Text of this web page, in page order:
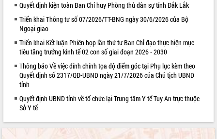
Khám bệnh, cấp phát thuốc miễn phí
và tặng quà người dân xã Cư Pui
Hội nghị UBND tỉnh Đắk Lắk thường kỳ
tháng 7/2026
Lễ truy tặng danh hiệu “Bà Mẹ Việt
Nam Anh hùng” và trao Huân chương
Lao động
UBND tỉnh Đắk Lắk triển khai nhiệm
Kỳ họp thứ Hai, Hội đồng nhân dân
ALBUM ẢNH
Quyết định kiện toàn Ban Chỉ huy Phòng thủ dân sự tỉnh Đắk Lắk
Triển khai Thông tư số 07/2026/TT-BNG ngày 30/6/2026 của Bộ
Ngoại giao
Triển khai Kết luận Phiên họp lần thứ tư Ban Chỉ đạo thực hiện mục
tiêu tăng trưởng kinh tế 02 con số giai đoạn 2026 - 2030
Thông báo Về việc đính chính tọa độ điểm góc tại Phụ lục kèm theo
Quyết định số 2317/QĐ-UBND ngày 21/7/2026 của Chủ tịch UBND
tỉnh
Quyết định UBND tỉnh về tổ chức lại Trung tâm Y tế Tuy An trực thuộc
Sở Y tế